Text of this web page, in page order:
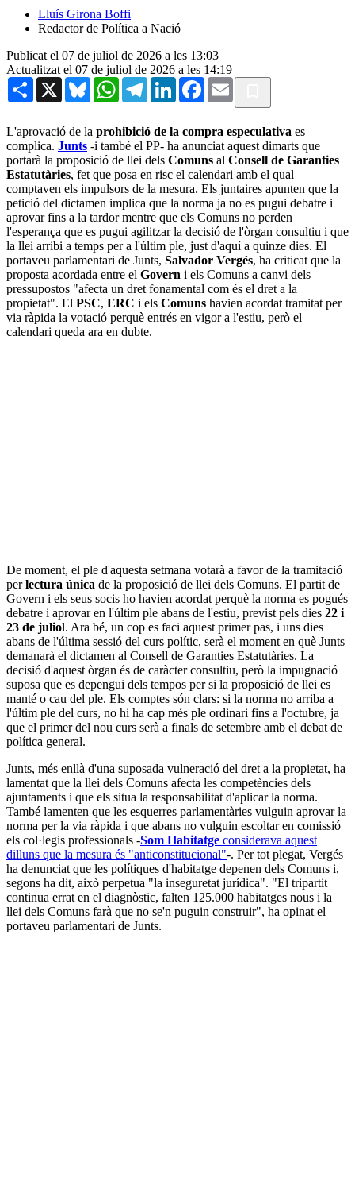
Lluís Girona Boffi
Redactor de Política a Nació
Publicat el 07 de juliol de 2026 a les 13:03
Actualitzat el 07 de juliol de 2026 a les 14:19
Share X BlueskyWhatsAppTelegramLinkedInFacebook
Email
L'aprovació de la prohibició de la compra especulativa es
complica. Junts -i també el PP- ha anunciat aquest dimarts que
portarà la proposició de llei dels Comuns al Consell de Garanties
Estatutàries, fet que posa en risc el calendari amb el qual
comptaven els impulsors de la mesura. Els juntaires apunten que la
petició del dictamen implica que la norma ja no es pugui debatre i
aprovar fins a la tardor mentre que els Comuns no perden
l'esperança que es pugui agilitzar la decisió de l'òrgan consultiu i que
la llei arribi a temps per a l'últim ple, just d'aquí a quinze dies. El
portaveu parlamentari de Junts, Salvador Vergés, ha criticat que la
proposta acordada entre el Govern i els Comuns a canvi dels
pressupostos "afecta un dret fonamental com és el dret a la
propietat". El PSC, ERC i els Comuns havien acordat tramitat per
via ràpida la votació perquè entrés en vigor a l'estiu, però el
calendari queda ara en dubte.
De moment, el ple d'aquesta setmana votarà a favor de la tramitació
perlectura única de la proposició de llei dels Comuns. El partit de
Govern i els seus socis ho havien acordat perquè la norma es pogués
debatre i aprovar en l'últim ple abans de l'estiu, previst pels dies 22 i
23 de juliol. Ara bé, un cop es faci aquest primer pas, i uns dies
abans de l'última sessió del curs polític, serà el moment en què Junts
demanarà el dictamen al Consell de Garanties Estatutàries. La
decisió d'aquest òrgan és de caràcter consultiu, però la impugnació
suposa que es depengui dels tempos per si la proposició de llei es
manté o cau del ple. Els comptes són clars: si la norma no arriba a
l'últim ple del curs, no hi ha cap més ple ordinari fins a l'octubre, ja
que el primer del nou curs serà a finals de setembre amb el debat de
política general.
Junts, més enllà d'una suposada vulneració del dret a la propietat, ha
lamentat que la llei dels Comuns afecta les competències dels
ajuntaments i que els situa la responsabilitat d'aplicar la norma.
També lamenten que les esquerres parlamentàries vulguin aprovar la
norma per la via ràpida i que abans no vulguin escoltar en comissió
els col·legis professionals -Som Habitatge considerava aquest
dilluns que la mesura és "anticonstitucional"-. Per tot plegat, Vergés
ha denunciat que les polítiques d'habitatge depenen dels Comuns i,
segons ha dit, això perpetua "la inseguretat jurídica". "El tripartit
continua errat en el diagnòstic, falten 125.000 habitatges nous i la
llei dels Comuns farà que no se'n puguin construir", ha opinat el
portaveu parlamentari de Junts.